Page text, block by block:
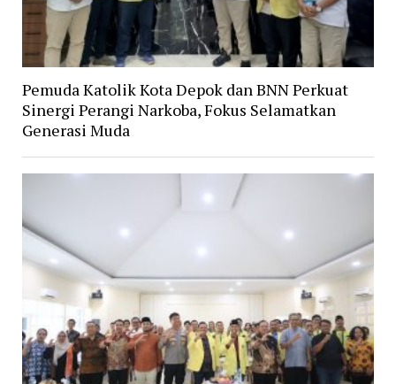
Pemuda Katolik Kota Depok dan BNN Perkuat
Sinergi Perangi Narkoba, Fokus Selamatkan
Generasi Muda